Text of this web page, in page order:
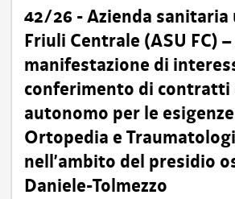
42/26 - Azienda
Friuli Centrale (ASU FC)
manifestazione di
conferimento di contratti
autonomo per le
Ortopedia e
nell’ambito del presidio
Daniele-Tolmezzo